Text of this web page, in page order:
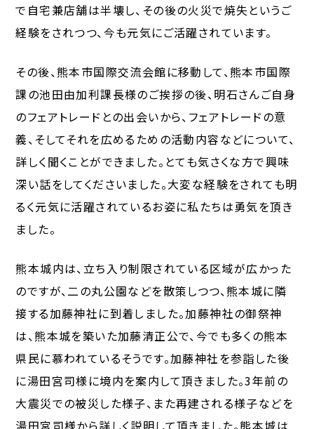
で自宅兼店舗は半壊し、その後の火災で焼失というご
経験をされつつ、今も元気にご活躍されています。
その後、熊本市国際交流会館に移動して、熊本市国際
課の池田由加利課長様のご挨拶の後、明石さんご自身
のフェアトレードとの出会いから、フェアトレードの意
義、そしてそれを広めるための活動内容などについて、
詳しく聞くことができました。とても気さくな方で興味
深い話をしてくださいました。大変な経験をされても明
るく元気に活躍されているお姿に私たちは勇気を頂き
ました。
熊本城内は、立ち入り制限されている区域が広かった
のですが、二の丸公園などを散策しつつ、熊本城に隣
接する加藤神社に到着しました。加藤神社の御祭神
は、熊本城を築いた加藤清正公で、今でも多くの熊本
県民に慕われているそうです。加藤神社を参詣した後
に湯田宮司様に境内を案内して頂きました。3年前の
大震災での被災した様子、また再建される様子などを
湯田宮司様から詳しく説明して頂きました。熊本城は